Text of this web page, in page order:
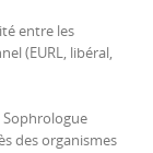
entre les
(EURL, libéral,
Sophrologue
des organismes